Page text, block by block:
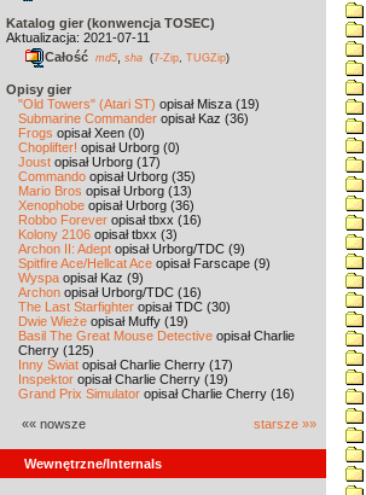
Katalog gier (konwencja TOSEC)
Aktualizacja: 2021-07-11
Całość md5 sha (7-Zip TUGZip)
Opisy gier
"Old Towers" (Atari ST) opisał Misza (19)
Submarine Commander opisał Kaz (36)
Frogs opisał Xeen (0)
Choplifter! opisał Urborg (0)
Joust opisał Urborg (17)
Commando opisał Urborg (35)
Mario Bros opisał Urborg (13)
Xenophobe opisał Urborg (36)
Robbo Forever opisał tbxx (16)
Kolony 2106 opisał tbxx (3)
Archon II: Adept opisał Urborg/TDC (9)
Spitfire Ace/Hellcat Ace opisał Farscape (9)
Wyspa opisał Kaz (9)
Archon opisał Urborg/TDC (16)
The Last Starfighter opisał TDC (30)
Dwie Wieże opisał Muffy (19)
Basil The Great Mouse Detective opisał Charlie
Cherry (125)
Inny Świat opisał Charlie Cherry (17)
Inspektor opisał Charlie Cherry (19)
Grand Prix Simulator opisał Charlie Cherry (16)
«« nowsze starsze »»
Wewnętrzne/Internals